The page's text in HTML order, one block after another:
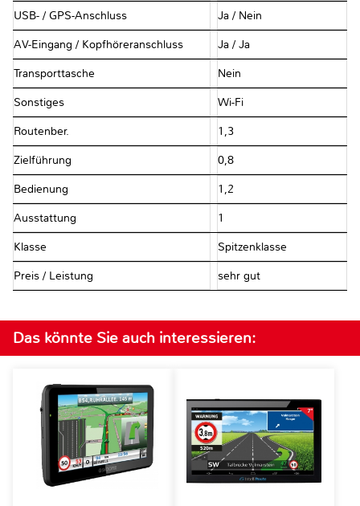
USB- / GPS-Anschluss Ja / Nein
AV-Eingang / Kopfhöreranschluss Ja / Ja
Transporttasche Nein
Sonstiges Wi-Fi
Routenber. 1,3
Zielführung 0,8
Bedienung 1,2
Ausstattung 1
Klasse Spitzenklasse
Preis / Leistung sehr gut
Das könnte Sie auch interessieren: